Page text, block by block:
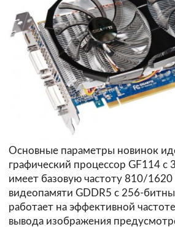
Основные параметры новинок
графический процессор GF114 с
имеет базовую частоту 810/
видеопамяти GDDR5 с 256-
работает на эффективной
вывода изображения